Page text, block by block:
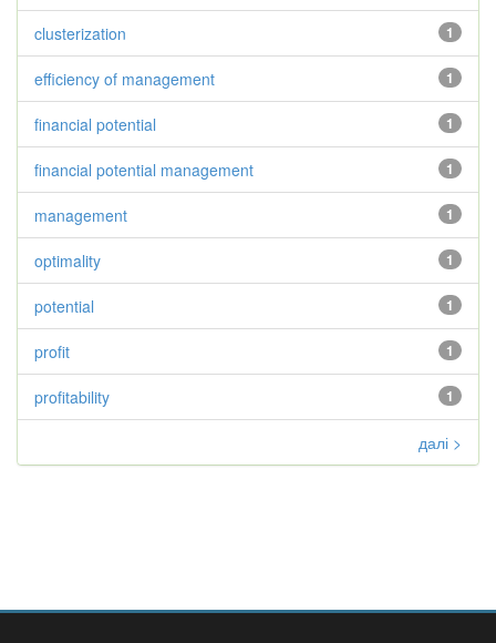
1
clusterization
1
efficiency of management
1
financial potential
1
financial potential management
1
management
1
optimality
1
potential
1
profit
1
profitability
далі >